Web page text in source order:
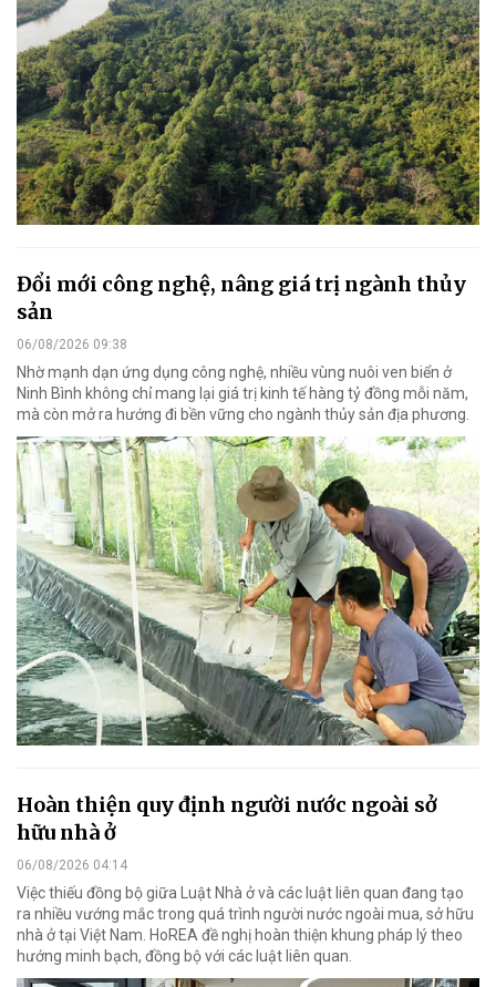
Đổi mới công nghệ, nâng giá trị ngành thủy
sản
06/08/2026 09:38
Nhờ mạnh dạn ứng dụng công nghệ, nhiều vùng nuôi ven biển ở
Ninh Bình không chỉ mang lại giá trị kinh tế hàng tỷ đồng mỗi năm,
mà còn mở ra hướng đi bền vững cho ngành thủy sản địa phương.
Hoàn thiện quy định người nước ngoài sở
hữu nhà ở
06/08/2026 04:14
Việc thiếu đồng bộ giữa Luật Nhà ở và các luật liên quan đang tạo
ra nhiều vướng mắc trong quá trình người nước ngoài mua, sở hữu
nhà ở tại Việt Nam. HoREA đề nghị hoàn thiện khung pháp lý theo
hướng minh bạch, đồng bộ với các luật liên quan.